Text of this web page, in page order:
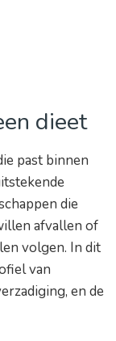
dieet
past binnen
die
afvallen of
volgen. In dit
van
en de